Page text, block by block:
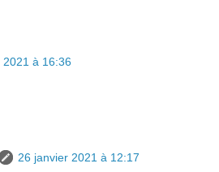
2021 à 16:36
26 janvier 2021 à 12:17